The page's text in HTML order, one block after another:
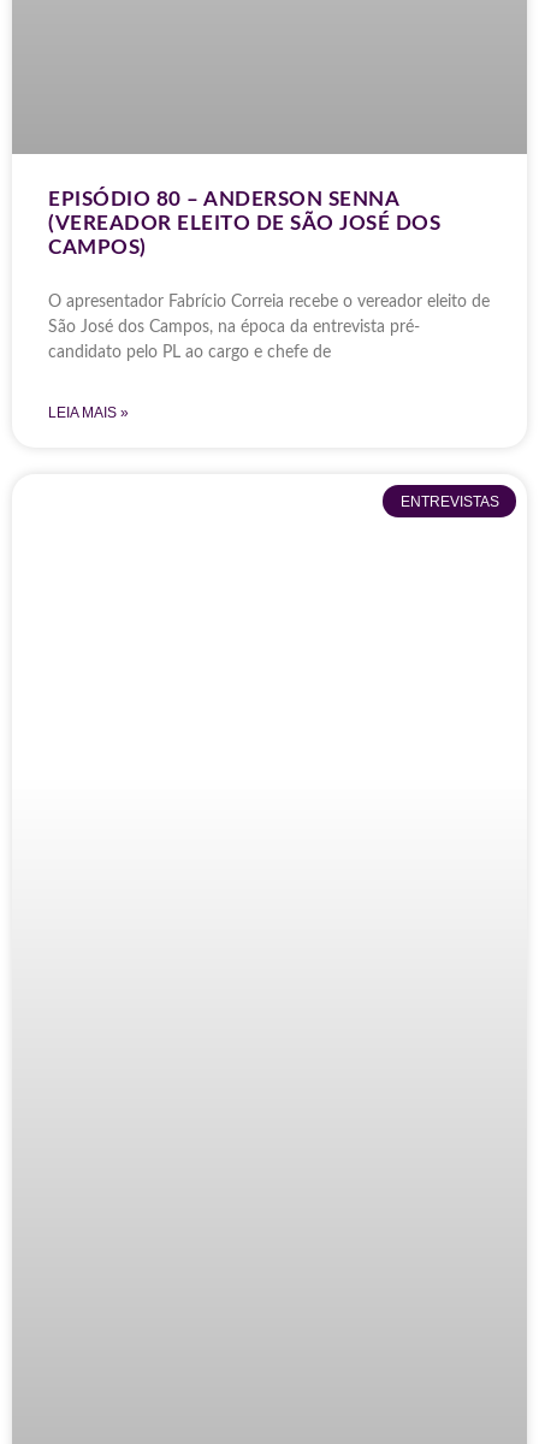
EPISÓDIO 80 – ANDERSON SENNA
(VEREADOR ELEITO DE SÃO JOSÉ DOS
CAMPOS)
O apresentador Fabrício Correia recebe o vereador eleito de
São José dos Campos, na época da entrevista pré-
candidato pelo PL ao cargo e chefe de
LEIA MAIS »
ENTREVISTAS